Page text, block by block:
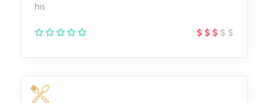
his